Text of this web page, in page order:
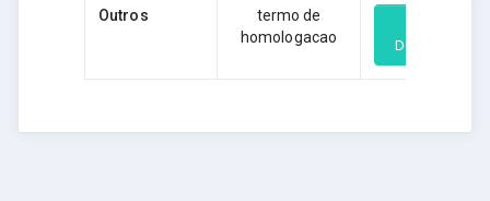
Outros
termo de
homologacao
Download